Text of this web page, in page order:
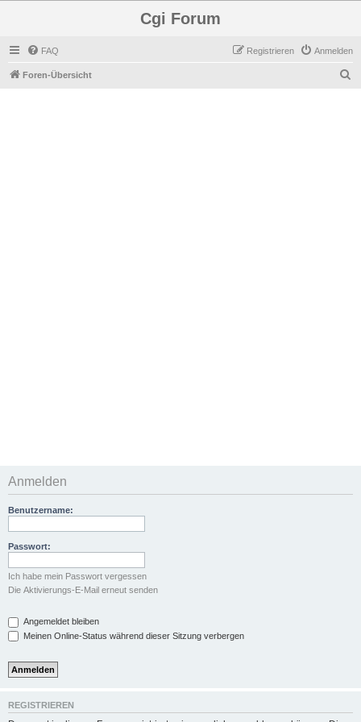
Cgi Forum
FAQ Anmelden
Registrieren
Foren-Übersicht
Anmelden
Benutzername:
Passwort:
Ich habe mein Passwort vergessen
Die Aktivierungs-E-Mail erneut senden
Angemeldet bleiben
Meinen Online-Status während dieser Sitzung verbergen
REGISTRIEREN